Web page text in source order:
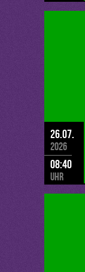
26.07.
2026
08:40
Uhr